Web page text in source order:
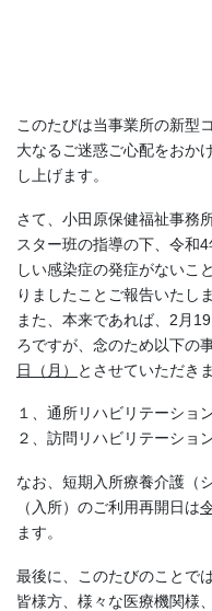
このたびは当事業所の新型
大なるご迷惑ご心配をおか
し上げます。
さて、小田原保健福祉事務
スター班の指導の下、令和
しい感染症の発症がないこ
りましたことご報告いたしま
また、本来であれば、2月
ろですが、念のため以下の
日（月）
とさせていただきま
１、通所リハビリテーショ
２、訪問リハビリテーショ
なお、短期入所療養介護（
（入所）のご利用再開日は
ます。
最後に、このたびのことで
皆様方、様々な医療機関様